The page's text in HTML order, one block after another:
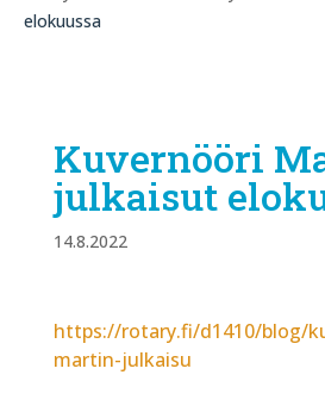
elokuussa
Kuvernööri
julkaisut
14.8.2022
https://rotary.fi/d1410/blog/
martin-julkaisu